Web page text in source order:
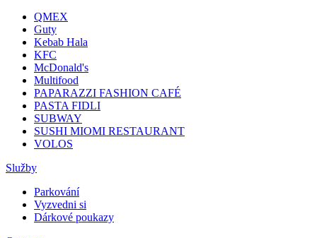
QMEX
Guty
Kebab Hala
KFC
McDonald's
Multifood
PAPARAZZI FASHION CAFÉ
PASTA FIDLI
SUBWAY
SUSHI MIOMI RESTAURANT
VOLOS
Služby
Parkování
Vyzvedni si
Dárkové poukazy